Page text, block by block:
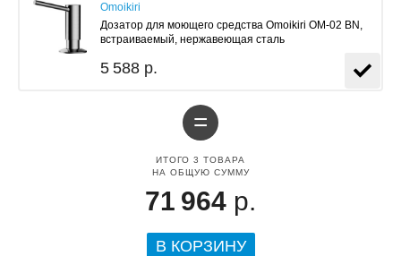
Omoikiri
Дозатор для моющего средства Omoikiri OM-02 BN,
встраиваемый, нержавеющая сталь
5 588 р.
=
ИТОГО 3 ТОВАРА
НА ОБЩУЮ СУММУ
71 964 р.
В КОРЗИНУ